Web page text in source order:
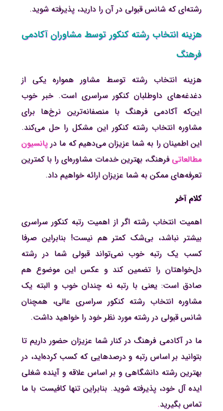
رشته‌ای که شانس قبولی در آن را دارید، پذیرفته شوید.
هزینه انتخاب رشته کنکور توسط مشاوران آکادمی
فرهنگ
هزینه انتخاب رشته توسط مشاور همواره یکی از
دغدغه‌های داوطلبان کنکور سراسری است. خبر خوب
این‌که آکادمی فرهنگ با منصفانه‌ترین نرخ‌ها برای
مشاوره انتخاب رشته کنکور این مشکل را حل می‌کند.
این اطمینان را به شما عزیزان می‌دهیم که ما در پانسیون
مطالعاتی فرهنگ، بهترین خدمات مشاوره‌ای را با کمترین
تعرفه‌های ممکن به شما عزیزان ارائه خواهیم داد.
کلام آخر
اهمیت انتخاب رشته اگر از اهمیت رتبه کنکور سراسری
بیشتر نباشد، بی‌شک کمتر هم نیست! بنابراین صرفا
کسب یک رتبه خوب نمی‌تواند قبولی شما در رشته
دل‌خواهتان را تضمین کند و عکس این موضوع هم
صادق است: یعنی با رتبه نه چندان خوب و البته یک
مشاوره انتخاب رشته کنکور سراسری عالی، همچنان
شانس قبولی در رشته مورد نظر خود را خواهید داشت.
ما در آکادمی فرهنگ در کنار شما عزیزان حضور داریم تا
بتوانید بر اساس رتبه و درصدهایی که کسب کرده‌اید، در
بهترین رشته دانشگاهی و بر اساس علاقه و آینده شغلی
ایده آل خود، پذیرفته شوید. بنابراین تنها کافیست با ما
تماس بگیرید.